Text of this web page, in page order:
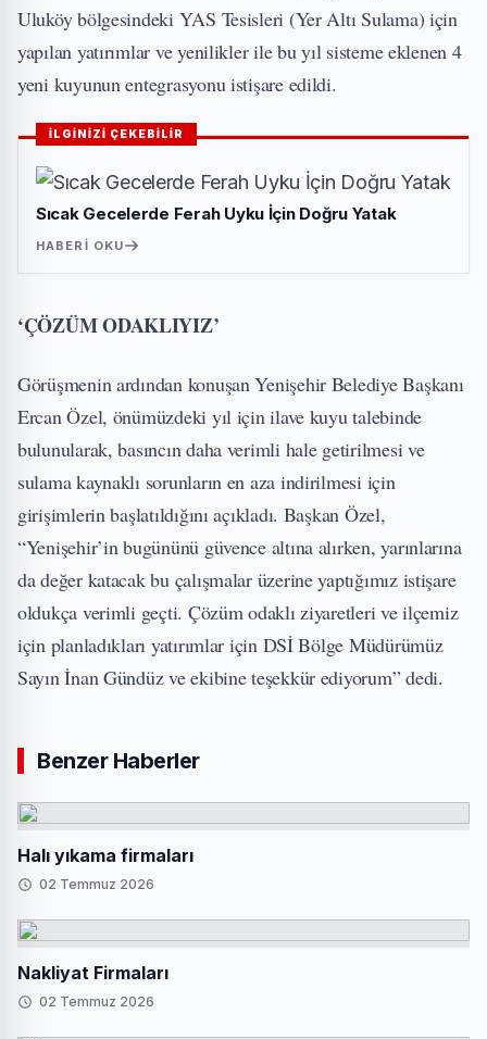
Uluköy bölgesindeki YAS Tesisleri (Yer Altı Sulama) için
yapılan yatırımlar ve yenilikler ile bu yıl sisteme eklenen 4
yeni kuyunun entegrasyonu istişare edildi.
İLGİNİZİ ÇEKEBİLİR
Sıcak Gecelerde Ferah Uyku İçin Doğru Yatak
HABERI OKU
‘ÇÖZÜM ODAKLIYIZ’
Görüşmenin ardından konuşan Yenişehir Belediye Başkanı
Ercan Özel, önümüzdeki yıl için ilave kuyu talebinde
bulunularak, basıncın daha verimli hale getirilmesi ve
sulama kaynaklı sorunların en aza indirilmesi için
girişimlerin başlatıldığını açıkladı. Başkan Özel,
“Yenişehir’in bugününü güvence altına alırken, yarınlarına
da değer katacak bu çalışmalar üzerine yaptığımız istişare
oldukça verimli geçti. Çözüm odaklı ziyaretleri ve ilçemiz
için planladıkları yatırımlar için DSİ Bölge Müdürümüz
Sayın İnan Gündüz ve ekibine teşekkür ediyorum” dedi.
Benzer Haberler
Halı yıkama firmaları
02 Temmuz 2026
Nakliyat Firmaları
02 Temmuz 2026